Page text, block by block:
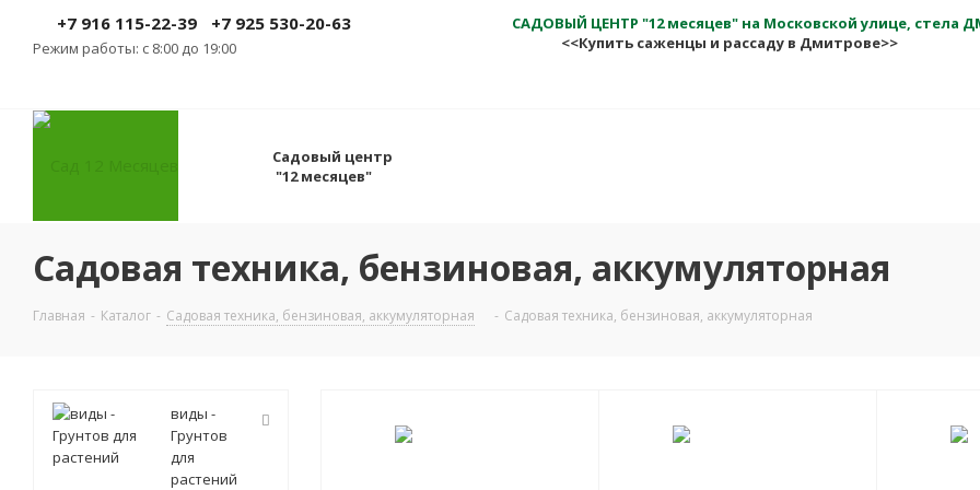
+7 916 115-22-39 +7 925 530-20-63
Режим работы: с 8:00 до 19:00
САДОВЫЙ ЦЕНТР "12 месяцев" на Московской улице, стела
<<Купить саженцы и рассаду в Дмитрове>>
Садовый центр
"12 месяцев"
Садовая техника, бензиновая, аккумуляторная
Главная - Каталог - Садовая техника, бензиновая, аккумуляторная - Садовая техника, бензиновая, аккумуляторная
виды -
Грунтов
для
растений